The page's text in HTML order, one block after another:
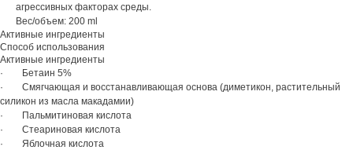
агрессивных факторах среды.
Вес/объем: 200 ml
Активные ингредиенты
Способ использования
Активные ингредиенты
· Бетаин 5%
· Смягчающая и восстанавливающая основа (диметикон, растительный
силикон из масла макадамии)
· Пальмитиновая кислота
· Стеариновая кислота
· Яблочная кислота